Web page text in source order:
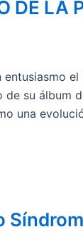
DE LA
su álbum
una